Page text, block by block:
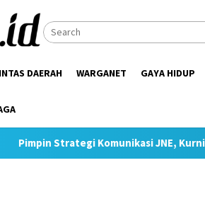
DAERAH WARGANET GAYA HIDUP
Komunikasi JNE, Kurnia Nugraha